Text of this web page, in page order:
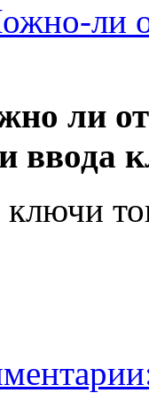
ли
ли
ввода
ключи